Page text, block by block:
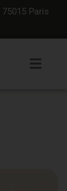
75015 Paris